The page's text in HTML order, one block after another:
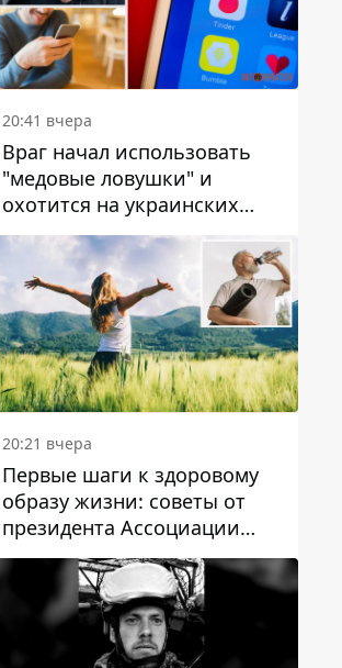
20:41 вчера
Враг начал использовать
"медовые ловушки" и
охотится на украинских
военнослужащих
20:21 вчера
Первые шаги к здоровому
образу жизни: советы от
президента Ассоциации
диетологов Украины